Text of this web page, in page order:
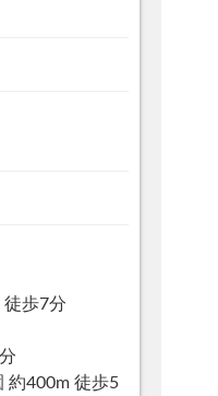
歩7分
約400m 徒歩5